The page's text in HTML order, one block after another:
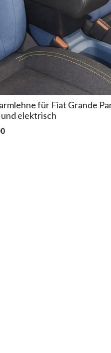
für Fiat Grande
elektrisch